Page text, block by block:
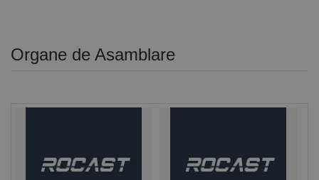
Organe de Asamblare